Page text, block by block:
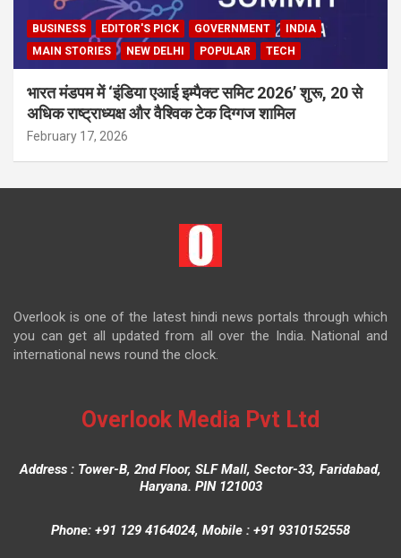
BUSINESS EDITOR'S PICK GOVERNMENT
INDIA
MAIN STORIES
NEW DELHI POPULAR TECH
भारत मंडपम में ‘इंडिया एआई इम्पैक्ट समिट 2026’ शुरू, 20 से
अधिक राष्ट्राध्यक्ष और वैश्विक टेक दिग्गज शामिल
February 17, 2026
Overlook is one of the latest hindi news portals through which
you can get all updated from all over the India. National and
international news round the clock.
Overlook Media Pvt Ltd
Address : Tower-B, 2nd Floor, SLF Mall, Sector-33, Faridabad,
Haryana. PIN 121003
Phone: +91 129 4164024, Mobile : +91 9310152558